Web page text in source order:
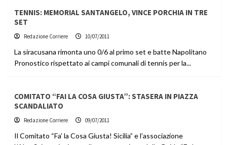
TENNIS: MEMORIAL SANTANGELO, VINCE PORCHIA IN TRE
SET
Redazione Corriere 10/07/2011
La siracusana rimonta uno 0/6 al primo set e batte Napolitano
Pronostico rispettato ai campi comunali di tennis per la...
COMITATO “FAI LA COSA GIUSTA”: STASERA IN PIAZZA
SCANDALIATO
Redazione Corriere 09/07/2011
Il Comitato “Fa’ la Cosa Giusta! Sicilia” e l’associazione